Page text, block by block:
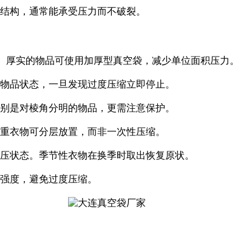
构，通常能承受压力而不破裂。
厚实的物品可使用加厚型真空袋，减少单位面积压力。
品状态，一旦发现过度压缩立即停止。
是对棱角分明的物品，更需注意保护。
衣物可分层放置，而非一次性压缩。
状态。季节性衣物在换季时取出恢复原状。
度，避免过度压缩。